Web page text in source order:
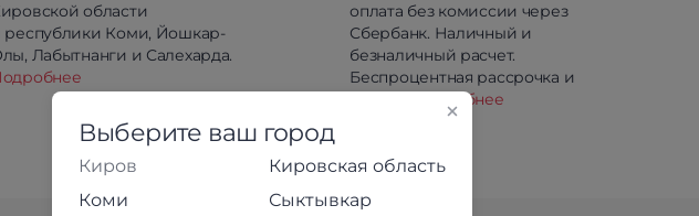
области
республики Коми, Йошкар-
Лабытнанги и Салехарда.
оплата без комиссии через
Сбербанк. Наличный и
безналичный расчет.
Беспроцентная рассрочка и
Подробнее
Выберите ваш город
Киров
Кировская область
Коми
Сыктывкар